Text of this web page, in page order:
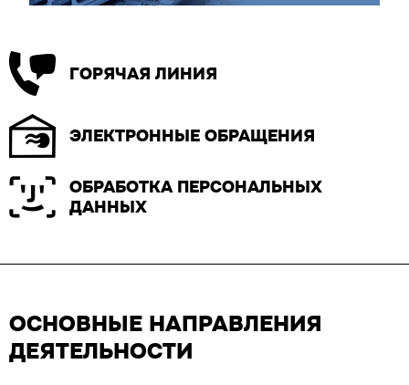
ГОРЯЧАЯ ЛИНИЯ
ЭЛЕКТРОННЫЕ ОБРАЩЕНИЯ
ОБРАБОТКА ПЕРСОНАЛЬНЫХ
ДАННЫХ
ОСНОВНЫЕ НАПРАВЛЕНИЯ
ДЕЯТЕЛЬНОСТИ